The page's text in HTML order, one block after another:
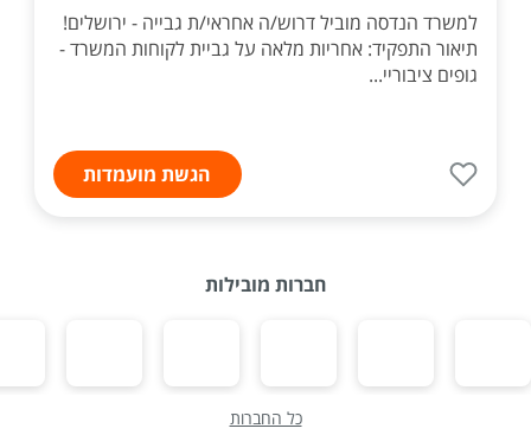
למשרד הנדסה מוביל דרוש/ה אחראי/ת גבייה - ירושלים!
תיאור התפקיד: אחריות מלאה על גביית לקוחות המשרד -
גופים ציבוריי...
הגשת מועמדות
חברות מובילות
כל החברות